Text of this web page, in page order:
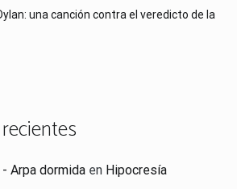
una canción contra el veredicto de la
Arpa dormida en Hipocresía